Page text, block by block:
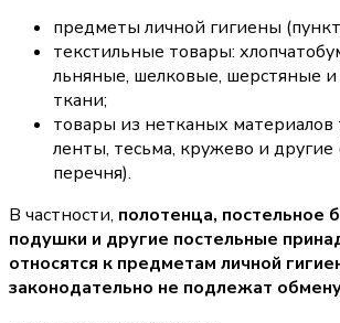
предметы личной гигиены
текстильные товары:
льняные, шелковые, шерстяные и
ткани;
товары из нетканых материалов
ленты, тесьма, кружево и
перечня).
В частности, полотенца, постельное
подушки и другие постельные
относятся к предметам личной
законодательно не подлежат